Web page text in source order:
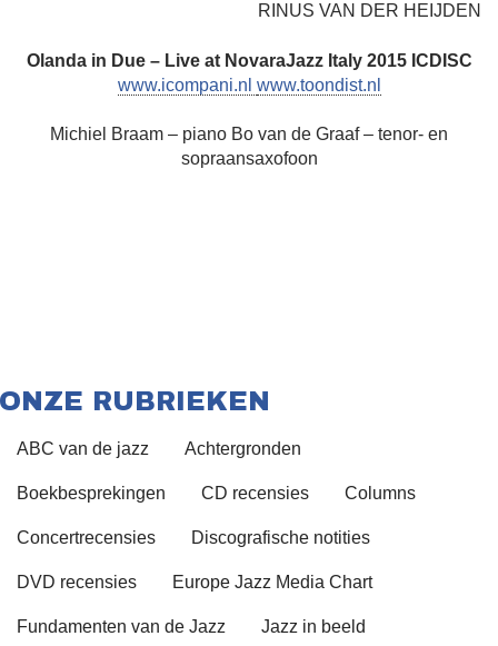
RINUS VAN DER HEIJDEN
Olanda in Due – Live at NovaraJazz Italy 2015 ICDISC
www.icompani.nl www.toondist.nl
Michiel Braam – piano Bo van de Graaf – tenor- en
sopraansaxofoon
ONZE RUBRIEKEN
ABC van de jazz Achtergronden
Boekbesprekingen CD recensies Columns
Concertrecensies Discografische notities
DVD recensies Europe Jazz Media Chart
Fundamenten van de Jazz Jazz in beeld